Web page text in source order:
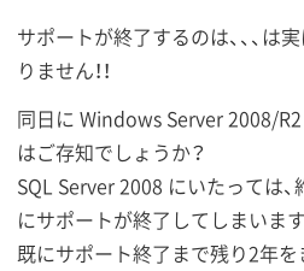
サポートが終了するのは、、、は
りません！！
同日に Windows Server 2008/
はご存知でしょうか？
SQL Server 2008 にいたっては
にサポートが終了してしまいます
既にサポート終了まで残り2年を